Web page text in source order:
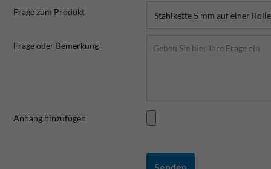
Frage zum Produkt
Frage oder Bemerkung
Anhang hinzufügen
Senden